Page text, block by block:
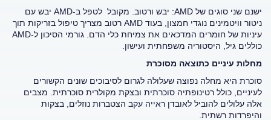
ישנם שני סוגים של AMD: יבש ורטוב. מקובל לטפל ב-AMD יבש עם
ניטור וויטמינים נוגדי חמצון, בעוד AMD רטוב מצריך טיפול בזריקות תוך
עיניות של חומרים המדכאים את צמיחת כלי הדם. גורמי הסיכון ל-AMD
כוללים גיל, היסטוריה משפחתית ועישון.
מחלות עיניים כתוצאה מסוכרת
סוכרת היא מחלה נפוצה שעלולה לגרום לסיבוכים שונים הקשורים
לעיניים, כולל רטינופתיה סוכרתית ובצקת מקולרית סוכרתית. מצבים
אלה עלולים להוביל לאובדן ראייה עקב הצטברות נוזלים, בצקות
והיפרדות רשתית.